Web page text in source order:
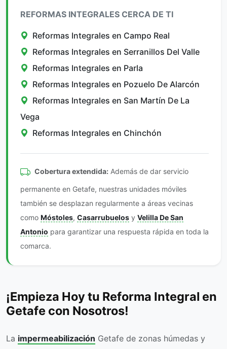
REFORMAS INTEGRALES CERCA DE TI
Reformas Integrales en Campo Real
Reformas Integrales en Serranillos Del Valle
Reformas Integrales en Parla
Reformas Integrales en Pozuelo De Alarcón
Reformas Integrales en San Martín De La
Vega
Reformas Integrales en Chinchón
Cobertura extendida: Además de dar servicio
permanente en Getafe, nuestras unidades móviles
también se desplazan regularmente a áreas vecinas
como Móstoles, Casarrubuelos y Velilla De San
Antonio para garantizar una respuesta rápida en toda la
comarca.
¡Empieza Hoy tu Reforma Integral en
Getafe con Nosotros!
La impermeabilización Getafe de zonas húmedas y